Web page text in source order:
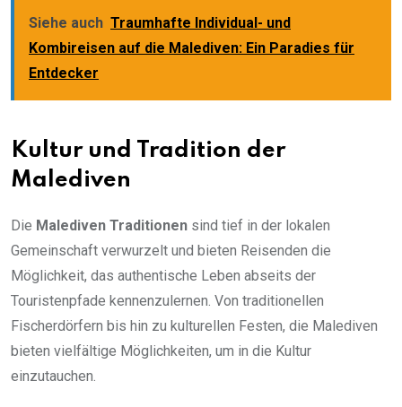
Siehe auch Traumhafte Individual- und
Kombireisen auf die Malediven: Ein Paradies für
Entdecker
Kultur und Tradition der
Malediven
Die Malediven Traditionen sind tief in der lokalen
Gemeinschaft verwurzelt und bieten Reisenden die
Möglichkeit, das authentische Leben abseits der
Touristenpfade kennenzulernen. Von traditionellen
Fischerdörfern bis hin zu kulturellen Festen, die Malediven
bieten vielfältige Möglichkeiten, um in die Kultur
einzutauchen.